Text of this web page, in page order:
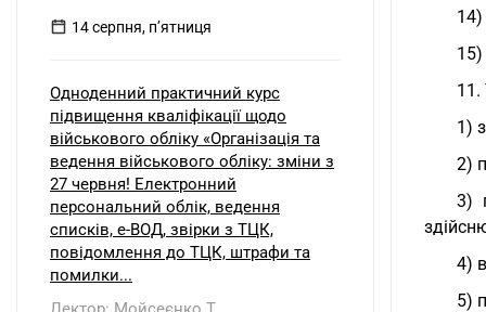
14)
15)
11.
1)
2)
3)
4)
5)
14 серпня, пʼятниця
Одноденний практичний курс
підвищення кваліфікації щодо
військового обліку «Організація та
ведення військового обліку: зміни з
27 червня! Електронний
персональний облік, ведення
списків, е-ВОД, звірки з ТЦК,
повідомлення до ТЦК, штрафи та
помилки...